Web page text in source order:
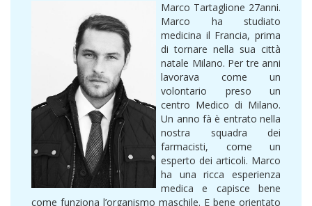
Marco Tartaglione 27anni.
Marco ha studiato
medicina il Francia, prima
di tornare nella sua città
natale Milano. Per tre anni
lavorava come un
volontario preso un
centro Medico di Milano.
Un anno fà è entrato nella
nostra squadra dei
farmacisti, come un
esperto dei articoli. Marco
ha una ricca esperienza
medica e capisce bene
come funziona l’organismo maschile. E bene orientato